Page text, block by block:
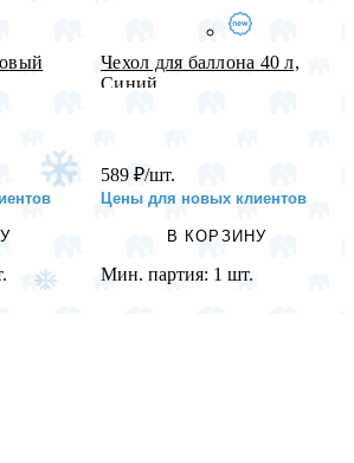
Чехол для баллона 40 л,
Синий...
589 ₽/шт.
Цены для новых клиентов
В КОРЗИНУ
Мин. партия: 1 шт.